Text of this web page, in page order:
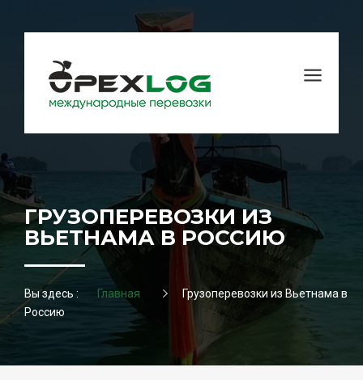
ГРУЗОПЕРЕВОЗКИ ИЗ
ВЬЕТНАМА В РОССИЮ
Вы здесь : Главная
Грузоперевозки из Вьетнама в
Россию